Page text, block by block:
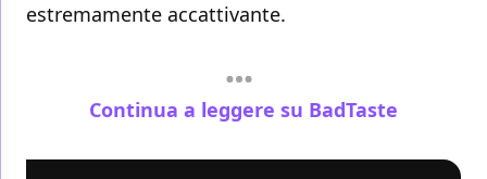
estremamente accattivante.
Continua a leggere su BadTaste